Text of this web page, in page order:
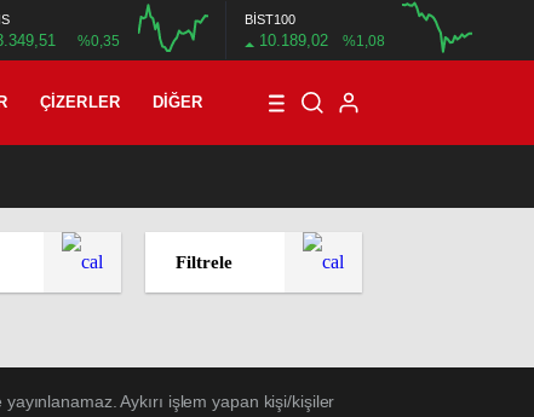
%0,35
BİST100
10.189,02 %1,08
ÇIZERLER DIĞER
Filtrele
Aykırı işlem yapan kişi/kişiler